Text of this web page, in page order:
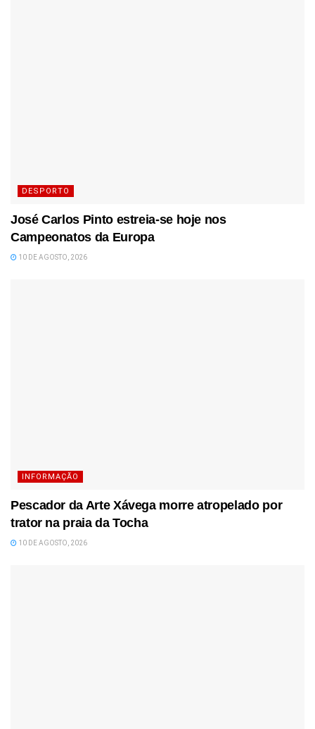
DESPORTO
José Carlos Pinto estreia-se hoje nos
Campeonatos da Europa
10 DE AGOSTO, 2026
INFORMAÇÃO
Pescador da Arte Xávega morre atropelado por
trator na praia da Tocha
10 DE AGOSTO, 2026